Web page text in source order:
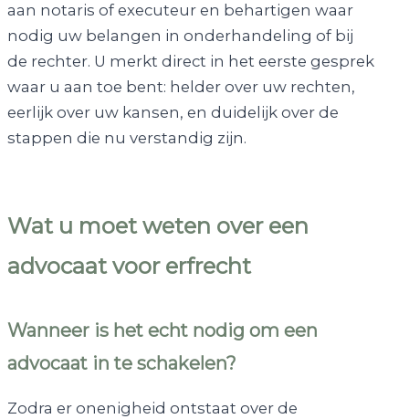
aan notaris of executeur en behartigen waar
nodig uw belangen in onderhandeling of bij
de rechter. U merkt direct in het eerste gesprek
waar u aan toe bent: helder over uw rechten,
eerlijk over uw kansen, en duidelijk over de
stappen die nu verstandig zijn.
Wat u moet weten over een
advocaat voor erfrecht
Wanneer is het echt nodig om een
advocaat in te schakelen?
Zodra er onenigheid ontstaat over de